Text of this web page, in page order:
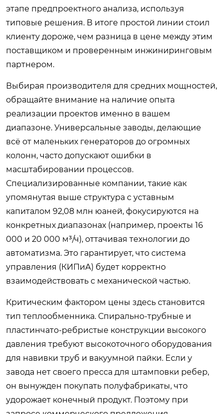
этапе предпроектного анализа, используя
типовые решения. В итоге простой линии стоил
клиенту дороже, чем разница в цене между этим
поставщиком и проверенным инжиниринговым
партнером.
Выбирая производителя для средних мощностей,
обращайте внимание на наличие опыта
реализации проектов именно в вашем
диапазоне. Универсальные заводы, делающие
всё от маленьких генераторов до огромных
колонн, часто допускают ошибки в
масштабировании процессов.
Специализированные компании, такие как
упомянутая выше структура с уставным
капиталом 92,08 млн юаней, фокусируются на
конкретных диапазонах (например, проекты 16
000 и 20 000 м³/ч), оттачивая технологии до
автоматизма. Это гарантирует, что система
управления (КИПиА) будет корректно
взаимодействовать с механической частью.
Критическим фактором цены здесь становится
тип теплообменника. Спирально-трубные и
пластинчато-ребристые конструкции высокого
давления требуют высокоточного оборудования
для навивки труб и вакуумной пайки. Если у
завода нет своего пресса для штамповки ребер,
он вынужден покупать полуфабрикаты, что
удорожает конечный продукт. Поэтому при